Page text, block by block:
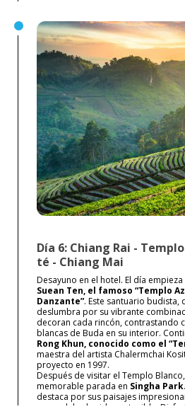
Día 6: Chiang Rai -
té - Chiang Mai
Desayuno en el hotel. El día empieza
Suean Ten, el famoso “Templo
Danzante”. Este santuario budista,
deslumbra por su vibrante
decoran cada rincón, contrastando
blancas de Buda en su interior.
Rong Khun, conocido como el
maestra del artista Chalermchai
proyecto en 1997.
Después de visitar el Templo
memorable parada en Singha Park
destaca por sus paisajes
un modelo de vida sostenible.